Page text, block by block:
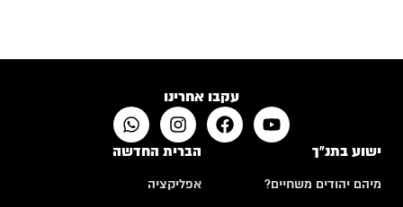
עקבו אחרינו
ישוע בתנ"ך
מיהם יהודים משחיים?
הברית החדשה
אפליקציה